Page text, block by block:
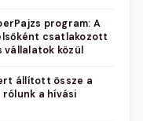
program: A
csatlakozott
vállalatok közül
állított össze a
a hívási